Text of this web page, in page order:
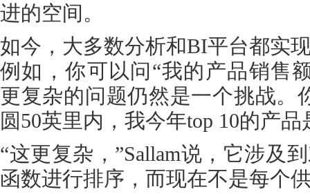
进的空间。
如今，大多数分析和BI平台都实
例如，你可以问“我的产品销售
更复杂的问题仍然是一个挑战。
圆50英里内，我今年top 10的产
“这更复杂，”Sallam说，它涉及
函数进行排序，而现在不是每个